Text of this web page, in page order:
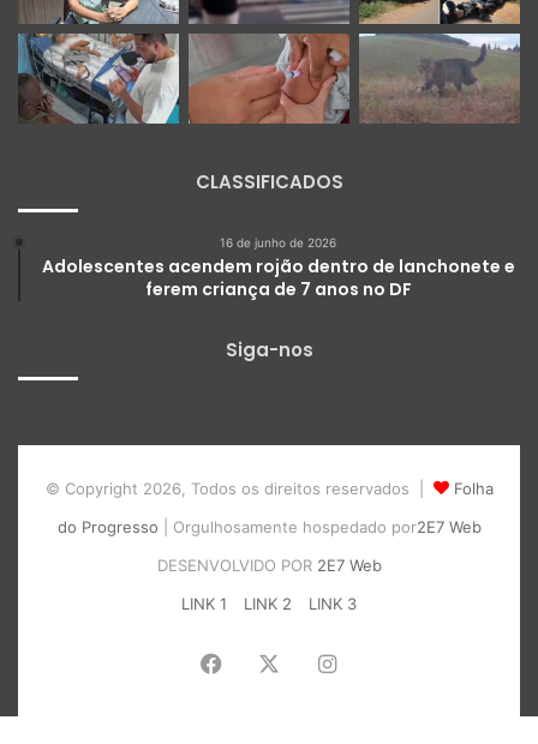
CLASSIFICADOS
16 de junho de 2026
Adolescentes acendem rojão dentro de lanchonete e
ferem criança de 7 anos no DF
Siga-nos
© Copyright 2026, Todos os direitos reservados |
Folha
do Progresso | Orgulhosamente hospedado por2E7 Web
DESENVOLVIDO POR 2E7 Web
LINK 1
LINK 2 LINK 3
Facebook Instagram